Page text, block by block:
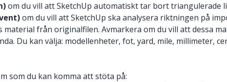
om du vill att SketchUp automatiskt tar bort triangulerade
om du vill att SketchUp ska analysera riktningen på
från originalfilen. Avmarkera om du vill att dessa
Du kan välja: modellenheter, fot, yard, mile, millimeter,
som du kan komma att stöta på: